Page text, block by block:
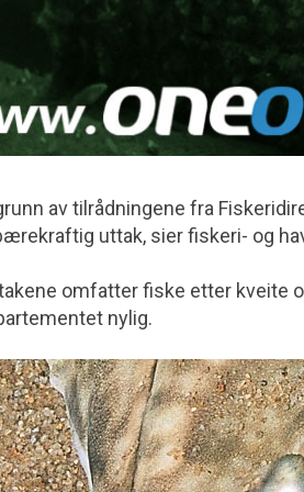
av tilrådningene fra
uttak, sier fiskeri- og
omfatter fiske etter kveite
nylig.